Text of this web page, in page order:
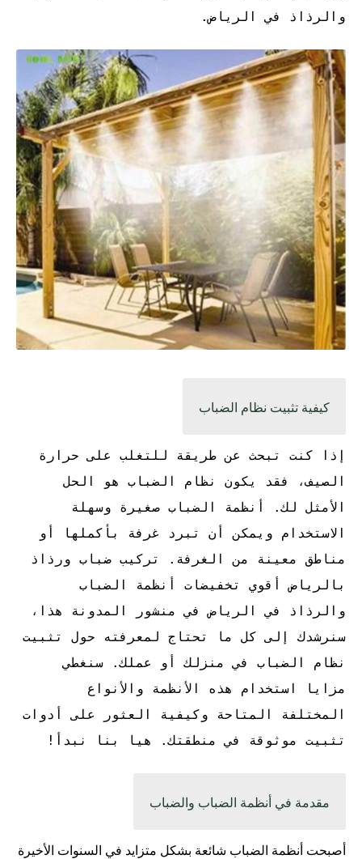
والرذاذ في الرياض.
كيفية تثبيت نظام الضباب
إذا كنت تبحث عن طريقة للتغلب على حرارة
الصيف، فقد يكون نظام الضباب هو الحل
الأمثل لك. أنظمة الضباب صغيرة وسهلة
الاستخدام ويمكن أن تبرد غرفة بأكملها أو
مناطق معينة من الغرفة.
تركيب ضباب ورذاذ
بالرياض أقوي تخفيضات أنظمة الضباب
والرذاذ في
الرياض في منشور المدونة هذا،
سنرشدك إلى كل ما تحتاج لمعرفته حول تثبيت
نظام الضباب في منزلك أو عملك. سنغطي
مزايا استخدام هذه الأنظمة والأنواع
المختلفة المتاحة وكيفية العثور على أدوات
تثبيت موثوقة في منطقتك. هيا بنا نبدأ!
مقدمة في أنظمة الضباب والضباب
أصبحت أنظمة الضباب شائعة بشكل متزايد في السنوات الأخيرة